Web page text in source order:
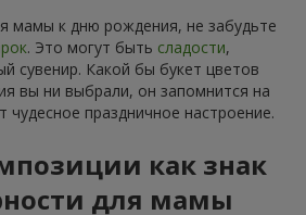
мамы к дню рождения, не забудьте
. Это могут быть сладости,
сувенир. Какой бы букет цветов
вы ни выбрали, он запомнится на
чудесное праздничное настроение.
как знак
для мамы